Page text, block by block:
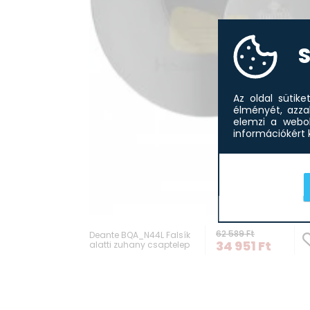
-
Deante BQA_N44L Falsík
alatti zuhany csaptelep
62 589Ft
34 951 Ft
Az oldal
élményét,
elemzi a
információkért